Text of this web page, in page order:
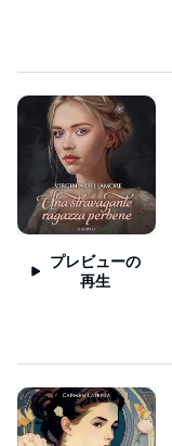
プレビューの
再生